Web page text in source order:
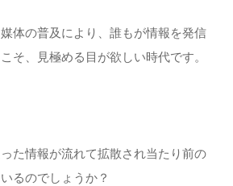
体の普及により、誰もが情報を発信
そ、見極める目が欲しい時代です。
た情報が流れて拡散され当たり前の
るのでしょうか？